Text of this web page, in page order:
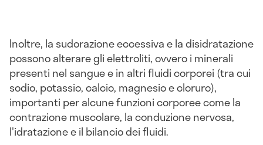
Inoltre, la sudorazione eccessiva e la disidratazione
possono alterare gli elettroliti, ovvero i minerali
presenti nel sangue e in altri fluidi corporei (tra cui
sodio, potassio, calcio, magnesio e cloruro),
importanti per alcune funzioni corporee come la
contrazione muscolare, la conduzione nervosa,
l'idratazione e il bilancio dei fluidi.